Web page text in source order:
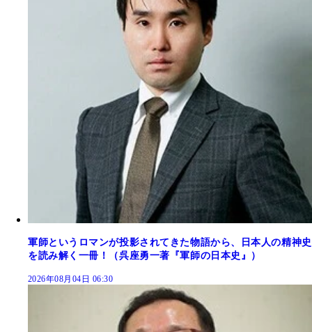
軍師というロマンが投影されてきた物語から、日本人の精神史
を読み解く一冊！（呉座勇一著『軍師の日本史』）
2026年08月04日 06:30